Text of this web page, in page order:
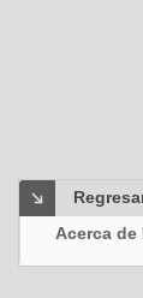
Acerca de